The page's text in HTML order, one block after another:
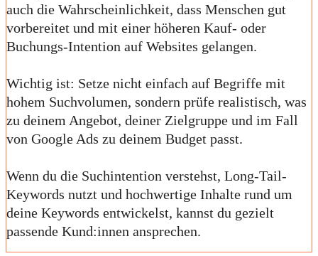
auch die Wahrscheinlichkeit, dass Menschen gut
vorbereitet und mit einer höheren Kauf- oder
Buchungs-Intention auf Websites gelangen.
Wichtig ist: Setze nicht einfach auf Begriffe mit
hohem Suchvolumen, sondern prüfe realistisch, was
zu deinem Angebot, deiner Zielgruppe und im Fall
von Google Ads zu deinem Budget passt.
Wenn du die Suchintention verstehst, Long-Tail-
Keywords nutzt und hochwertige Inhalte rund um
deine Keywords entwickelst, kannst du gezielt
passende Kund:innen ansprechen.